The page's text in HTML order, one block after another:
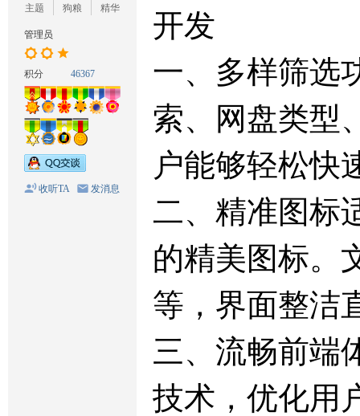
主题
狗粮
精华
管理员
积分 46367
收听TA 发消息
开发
一、多样筛选
索、网盘类型
户能够轻松快
二、精准图标
的精美图标。
等，界面整洁
三、流畅前端
技术，优化用